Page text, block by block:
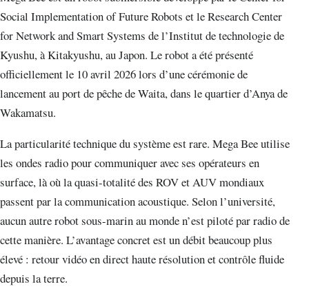
Social Implementation of Future Robots et le Research Center
for Network and Smart Systems de l’Institut de technologie de
Kyushu, à Kitakyushu, au Japon. Le robot a été présenté
officiellement le 10 avril 2026 lors d’une cérémonie de
lancement au port de pêche de Waita, dans le quartier d’Anya de
Wakamatsu.
La particularité technique du système est rare. Mega Bee utilise
les ondes radio pour communiquer avec ses opérateurs en
surface, là où la quasi-totalité des ROV et AUV mondiaux
passent par la communication acoustique. Selon l’université,
aucun autre robot sous-marin au monde n’est piloté par radio de
cette manière. L’avantage concret est un débit beaucoup plus
élevé : retour vidéo en direct haute résolution et contrôle fluide
depuis la terre.